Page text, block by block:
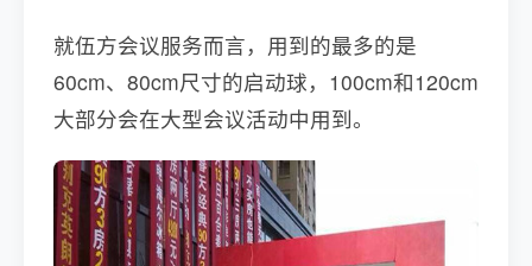
就伍方会议服务而言，用到的最多的是
60cm、80cm尺寸的启动球，100cm和120cm
大部分会在大型会议活动中用到。